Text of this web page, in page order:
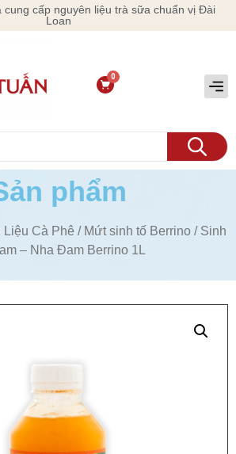
cung cấp nguyên liệu trà sữa chuẩn vị Đài
Loan
phẩm
Liệu Cà Phê / Mứt sinh tố Berrino / Sinh
– Nha Đam Berrino 1L